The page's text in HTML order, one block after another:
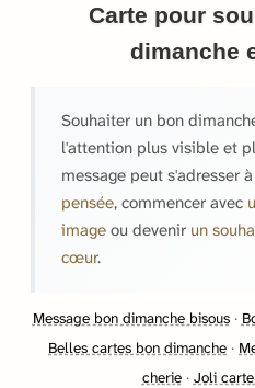
Carte pour
dimanche
Souhaiter un bon
l'attention plus visible et
message peut s'adresser à
pensée, commencer avec
image ou devenir un
cœur.
Message bon dimanche bisous·
Belles cartes bon dimanche ·
cherie· Joli